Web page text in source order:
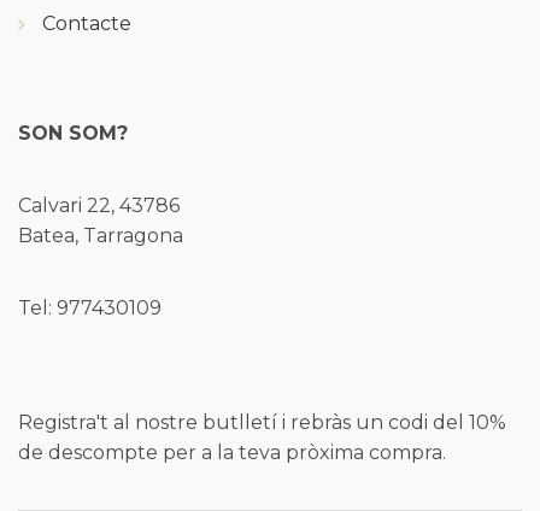
Contacte
SON SOM?
Calvari 22, 43786
Batea, Tarragona
Tel: 977430109
Registra't al nostre butlletí i rebràs un codi del 10%
de descompte per a la teva pròxima compra.